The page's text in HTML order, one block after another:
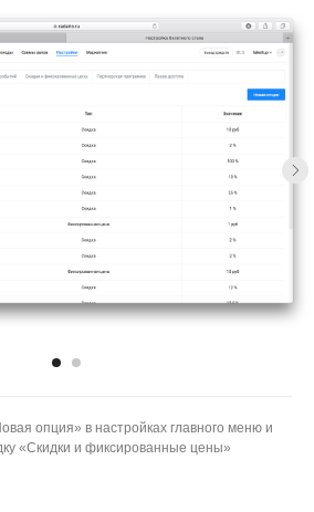
опция» в настройках главного меню и
«Скидки и фиксированные цены»